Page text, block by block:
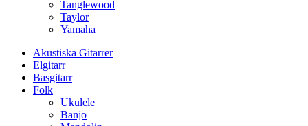
Tanglewood
Taylor
Yamaha
Akustiska Gitarrer
Elgitarr
Basgitarr
Folk
Ukulele
Banjo